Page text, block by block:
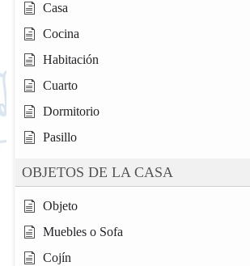
Casa
Cocina
Habitación
Cuarto
Dormitorio
Pasillo
OBJETOS DE LA CASA
Objeto
Muebles o Sofa
Cojín